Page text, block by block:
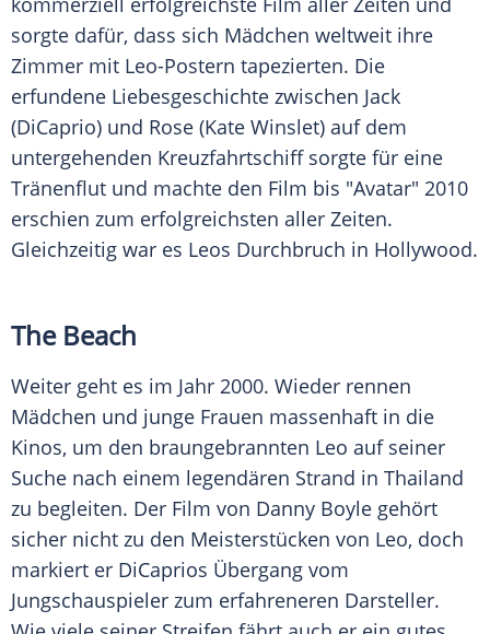
sorgte dafür, dass sich Mädchen weltweit ihre
Zimmer mit Leo-Postern tapezierten. Die
erfundene Liebesgeschichte zwischen Jack
(DiCaprio) und Rose (Kate Winslet) auf dem
untergehenden Kreuzfahrtschiff sorgte für eine
Tränenflut und machte den Film bis "Avatar" 2010
erschien zum erfolgreichsten aller Zeiten.
Gleichzeitig war es Leos Durchbruch in Hollywood.
The Beach
Weiter geht es im Jahr 2000. Wieder rennen
Mädchen und junge Frauen massenhaft in die
Kinos, um den braungebrannten Leo auf seiner
Suche nach einem legendären Strand in Thailand
zu begleiten. Der Film von Danny Boyle gehört
sicher nicht zu den Meisterstücken von Leo, doch
markiert er DiCaprios Übergang vom
Jungschauspieler zum erfahreneren Darsteller.